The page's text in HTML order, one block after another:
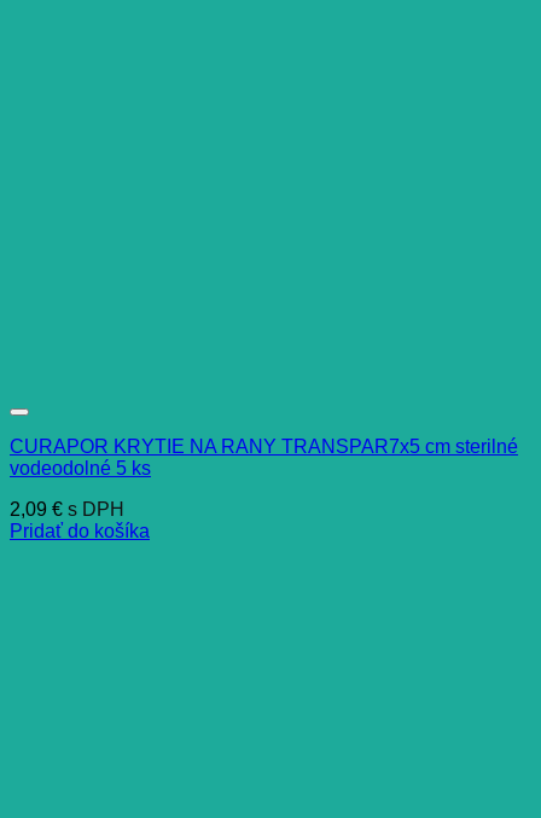
CURAPOR KRYTIE NA RANY TRANSPAR7x5 cm sterilné
vodeodolné 5 ks
2,09 € s DPH
Pridať do košíka